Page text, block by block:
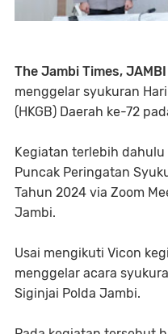
The Jambi Times, JAMBI |
menggelar syukuran
(HKGB) Daerah ke-72
Kegiatan terlebih
Puncak Peringatan
Tahun 2024 via Zoom
Jambi.
Usai mengikuti Vicon
menggelar acara
Siginjai Polda Jambi.